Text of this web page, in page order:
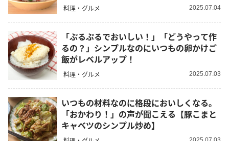
料理・グルメ 2025.07.04
「ぷるぷるでおいしい！」「どうやって作
るの？」シンプルなのにいつもの卵かけご
飯がレベルアップ！
料理・グルメ 2025.07.03
いつもの材料なのに格段においしくなる。
「おかわり！」の声が聞こえる【豚こまと
キャベツのシンプル炒め】